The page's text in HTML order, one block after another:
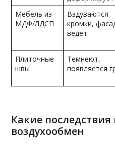
Мебель из
МДФ/ЛДСП
Вздуваются
кромки,
ведёт
Плиточные
швы
Темнеют,
появляется
Какие
воздухообмен